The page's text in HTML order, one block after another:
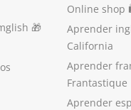
🎁
Online shop
Aprender
California
Aprender
Frantastique
Aprender